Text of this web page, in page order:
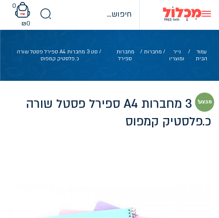
content
0
₪0
עמוד
הבית
/
נייר
ומוצריו
/ מחברות/
מחברות
ספירל
/ סט 3 מחברות A4 ספירל פסטל שורה
כ.פלסטיק קמפוס
סט 3 מחברות A4 ספירל פסטל שורה
כ.פלסטיק קמפוס
מבצע!